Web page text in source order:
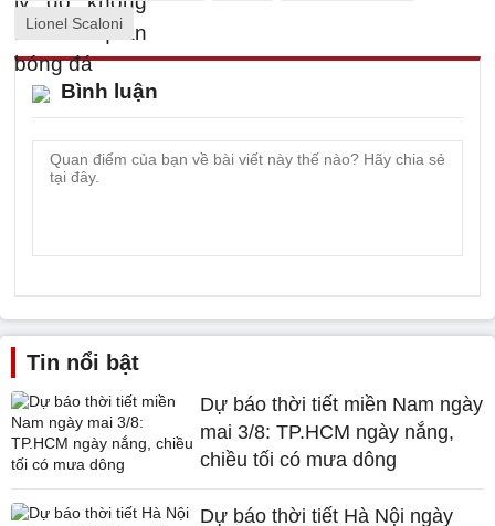
Lionel Scaloni
Bình luận
Tin nổi bật
Dự báo thời tiết miền Nam ngày
mai 3/8: TP.HCM ngày nắng,
chiều tối có mưa dông
Dự báo thời tiết Hà Nội ngày